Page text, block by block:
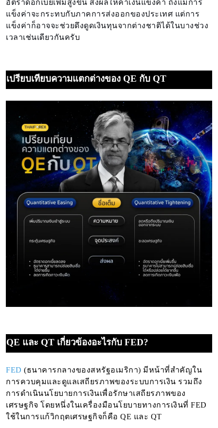
อัตราดอกเบี้ยเพิ่มสูงขึ้น ส่งผลให้ค่าเงินแข็งค่า ถึงแม้การ
แข็งค่าจะกระทบกับภาคการส่งออกของประเทศ แต่การ
แข็งค่าก็อาจจะช่วยดึงดูดเงินทุนจากต่างชาติได้ในบางช่วง
เวลาเช่นเดียวกันครับ
เปรียบเทียบความแตกต่างของ QE กับ QT
QE และ QT เกี่ยวข้องอะไรกับ FED?
FED (ธนาคารกลางของสหรัฐอเมริกา) มีหน้าที่สำคัญใน
การควบคุมและดูแลเสถียรภาพของระบบการเงิน รวมถึง
การดำเนินนโยบายการเงินเพื่อรักษาเสถียรภาพของ
เศรษฐกิจ โดยหนึ่งในเครื่องมือนโยบายทางการเงินที่ FED
ใช้ในการแก้วิกฤตเศรษฐกิจก็คือ QE และ QT